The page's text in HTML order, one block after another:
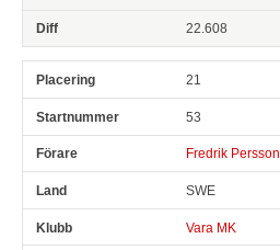
22.608
21
53
Fredrik Persson
SWE
Vara MK